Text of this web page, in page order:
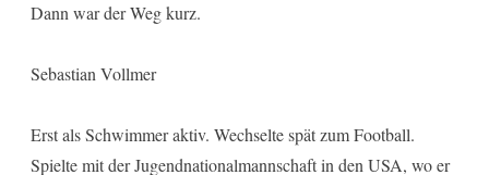
Dann war der Weg kurz.
Sebastian Vollmer
Erst als Schwimmer aktiv. Wechselte spät zum Football.
Spielte mit der Jugendnationalmannschaft in den USA, wo er